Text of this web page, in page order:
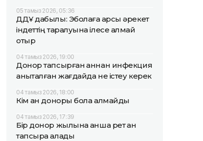
05 тамыз 2026, 05:36
ДДҰ дабылы: Эболаға қарсы әрекет
індеттің таралуына ілесе алмай
отыр
04 тамыз 2026, 19:00
Донор тапсырған қаннан инфекция
анықталған жағдайда не істеу керек
04 тамыз 2026, 18:00
Кім қан доноры бола алмайды
04 тамыз 2026, 17:39
Бір донор жылына қанша рет қан
тапсыра алады